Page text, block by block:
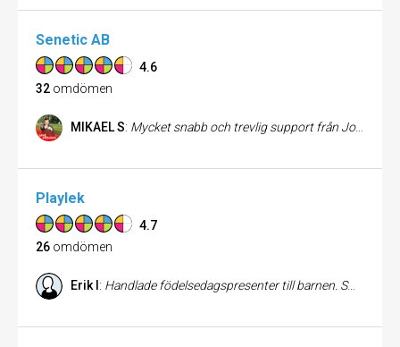
Senetic AB
4.6
32 omdömen
MIKAEL S: Mycket snabb och trevlig support från Johan! Jag har nu registrerat mig som kund, tyvärr avbeställt ett köp gjort idag 2022-02-28, men återkommer. Med den supporten känner man sig trygg, vilket betyder mer än produkten i sig. MVH Mikael Sjögren 070-8740400 kgm.sjogren@gmail.com
Playlek
4.7
26 omdömen
Erik I : Handlade födelsedagspresenter till barnen. Smidig butik, bra betalningsmöjligheter, snabb leverans!